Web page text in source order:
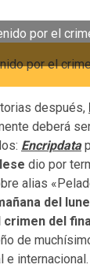
por el
después,
deberá
Encripdata
dio por
alias
del
crimen del
de
e internacional.